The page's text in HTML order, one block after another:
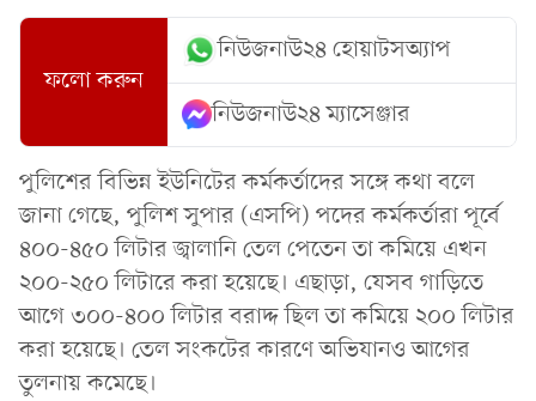
ফলো করুন
নিউজনাউ২৪ হোয়াটসঅ্যাপ
নিউজনাউ২৪ ম্যাসেঞ্জার
পুলিশের বিভিন্ন ইউনিটের কর্মকর্তাদের সঙ্গে কথা বলে
জানা গেছে, পুলিশ সুপার (এসপি) পদের কর্মকর্তারা পূর্বে
৪০০-৪৫০ লিটার জ্বালানি তেল পেতেন তা কমিয়ে এখন
২০০-২৫০ লিটারে করা হয়েছে। এছাড়া, যেসব গাড়িতে
আগে ৩০০-৪০০ লিটার বরাদ্দ ছিল তা কমিয়ে ২০০ লিটার
করা হয়েছে। তেল সংকটের কারণে অভিযানও আগের
তুলনায় কমেছে।